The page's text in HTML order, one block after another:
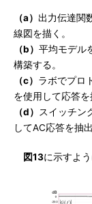
（a） 出力伝達関
線図を描く。
（b） 平均モデル
構築する。
（c） ラボでプロ
を使用して応答を
（d） スイッチン
してAC応答を抽
図13に示すよ